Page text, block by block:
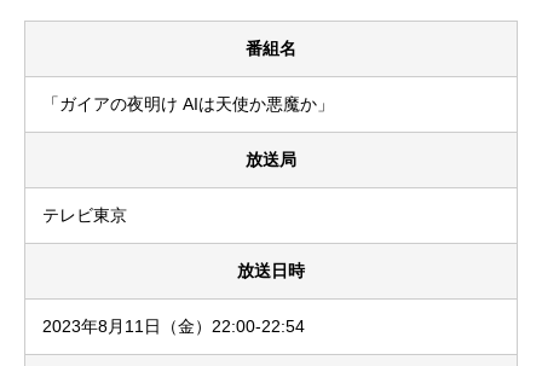
番組名
「ガイアの夜明け AIは天使か悪魔か」
放送局
テレビ東京
放送日時
2023年8月11日（金）22:00-22:54